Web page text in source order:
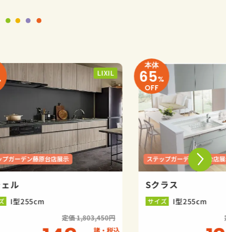
LIXIL
プガーデン藤原台店展示
ル
I型255cm
定価 1,803,450円
本体
65%
OFF
ステップガーデン藤原台店
Sクラス
サイズ I型255cm